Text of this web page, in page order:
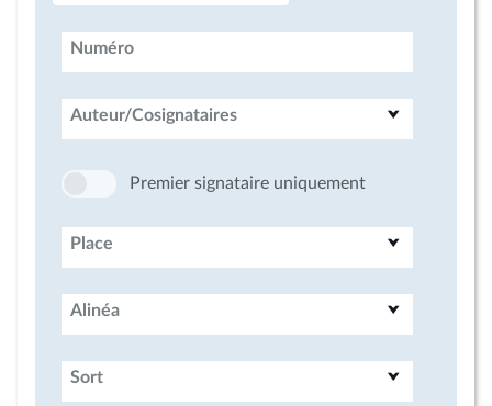
Numéro
Auteur/Cosignataires
Premier signataire uniquement
Place
Alinéa
Sort